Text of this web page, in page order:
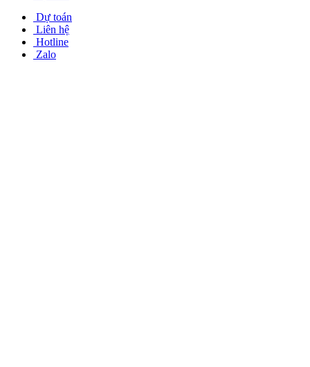
Dự toán
Liên hệ
Hotline
Zalo